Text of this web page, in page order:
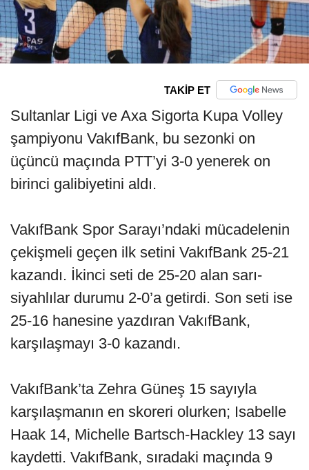
TAKİP ET
Sultanlar Ligi ve Axa Sigorta Kupa Volley
şampiyonu VakıfBank, bu sezonki on
üçüncü maçında PTT’yi 3-0 yenerek on
birinci galibiyetini aldı.
VakıfBank Spor Sarayı’ndaki mücadelenin
çekişmeli geçen ilk setini VakıfBank 25-21
kazandı. İkinci seti de 25-20 alan sarı-
siyahlılar durumu 2-0’a getirdi. Son seti ise
25-16 hanesine yazdıran VakıfBank,
karşılaşmayı 3-0 kazandı.
VakıfBank’ta Zehra Güneş 15 sayıyla
karşılaşmanın en skoreri olurken; Isabelle
Haak 14, Michelle Bartsch-Hackley 13 sayı
kaydetti. VakıfBank, sıradaki maçında 9